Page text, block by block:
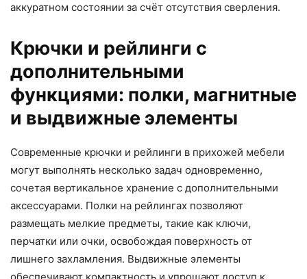
аккуратном состоянии за счёт отсутствия сверления.
Крючки и рейлинги с
дополнительными
функциями: полки, магнитные
и выдвижные элементы
Современные крючки и рейлинги в прихожей мебели
могут выполнять несколько задач одновременно,
сочетая вертикальное хранение с дополнительными
аксессуарами. Полки на рейлингах позволяют
размещать мелкие предметы, такие как ключи,
перчатки или очки, освобождая поверхность от
лишнего захламления. Выдвижные элементы